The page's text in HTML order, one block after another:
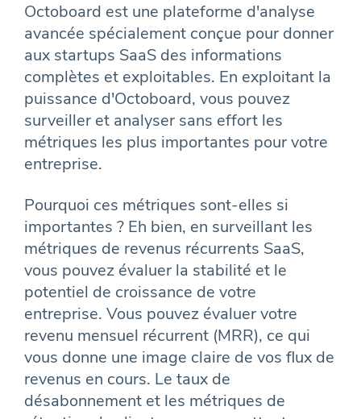
Octoboard est une plateforme d'analyse
avancée spécialement conçue pour donner
aux startups SaaS des informations
complètes et exploitables. En exploitant la
puissance d'Octoboard, vous pouvez
surveiller et analyser sans effort les
métriques les plus importantes pour votre
entreprise.
Pourquoi ces métriques sont-elles si
importantes ? Eh bien, en surveillant les
métriques de revenus récurrents SaaS,
vous pouvez évaluer la stabilité et le
potentiel de croissance de votre
entreprise. Vous pouvez évaluer votre
revenu mensuel récurrent (MRR), ce qui
vous donne une image claire de vos flux de
revenus en cours. Le taux de
désabonnement et les métriques de